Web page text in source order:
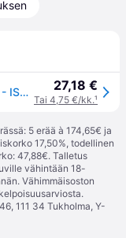
Fujifilm Instax Mini MACARON - Pikafilmi - ISO 800 - 10 laukausta 27,18 €
Tai 4,75 €/kk.¹
5 erää à 174,65€ ja
17,50%, todellinen
47,88€. Talletus
vähintään 18-
Vähimmäisoston
111 34 Tukholma, Y-